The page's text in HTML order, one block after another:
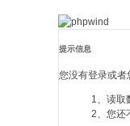
提示信息
您没有登录或者
1、读取
2、您还